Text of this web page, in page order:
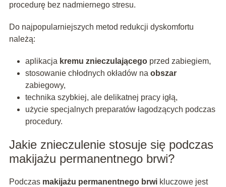
procedurę bez nadmiernego stresu.
Do najpopularniejszych metod redukcji dyskomfortu
należą:
aplikacja kremu znieczulającegoprzed zabiegiem,
stosowanie chłodnych okładów na obszar
zabiegowy,
technika szybkiej, ale delikatnej pracy igłą,
użycie specjalnych preparatów łagodzących podczas
procedury.
Jakie znieczulenie stosuje się podczas
makijażu permanentnego brwi?
Podczas makijażu permanentnego brwikluczowe jest